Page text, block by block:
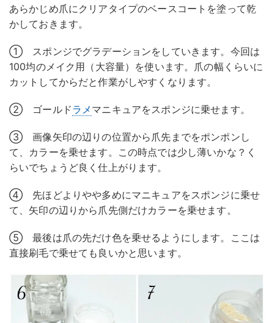
あらかじめ爪にクリアタイプのベースコートを塗って乾
かしておきます。
① スポンジでグラデーションをしていきます。今回は
100均のメイク用（大容量）を使います。爪の幅くらいに
カットしてからだと作業がしやすくなります。
② ゴールドラメ マニキュアをスポンジに乗せます。
③ 画像矢印の辺りの位置から爪先までをポンポンし
て、カラーを乗せます。この時点では少し薄いかな？く
らいでちょうど良く仕上がります。
④ 先ほどよりやや多めにマニキュアをスポンジに乗せ
て、矢印の辺りから爪先側だけカラーを乗せます。
⑤ 最後は爪の先だけ色を乗せるようにします。ここは
直接刷毛で乗せても良いかと思います。